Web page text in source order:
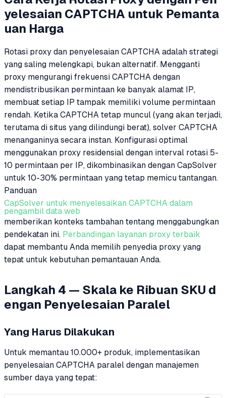
yelesaian CAPTCHA untuk Pemanta
uan Harga
Rotasi proxy dan penyelesaian CAPTCHA adalah strategi
yang saling melengkapi, bukan alternatif. Mengganti
proxy mengurangi frekuensi CAPTCHA dengan
mendistribusikan permintaan ke banyak alamat IP,
membuat setiap IP tampak memiliki volume permintaan
rendah. Ketika CAPTCHA tetap muncul (yang akan terjadi,
terutama di situs yang dilindungi berat), solver CAPTCHA
menanganinya secara instan. Konfigurasi optimal
menggunakan proxy residensial dengan interval rotasi 5-
10 permintaan per IP, dikombinasikan dengan CapSolver
untuk 10-30% permintaan yang tetap memicu tantangan.
Panduan
CapSolver untuk menyelesaikan CAPTCHA dalam
pengambil data web
memberikan konteks tambahan tentang menggabungkan
pendekatan ini. Perbandingan layanan proxy terbaik
dapat membantu Anda memilih penyedia proxy yang
tepat untuk kebutuhan pemantauan Anda.
Langkah 4 — Skala ke Ribuan SKU d
engan Penyelesaian Paralel
Yang Harus Dilakukan
Untuk memantau 10.000+ produk, implementasikan
penyelesaian CAPTCHA paralel dengan manajemen
sumber daya yang tepat: